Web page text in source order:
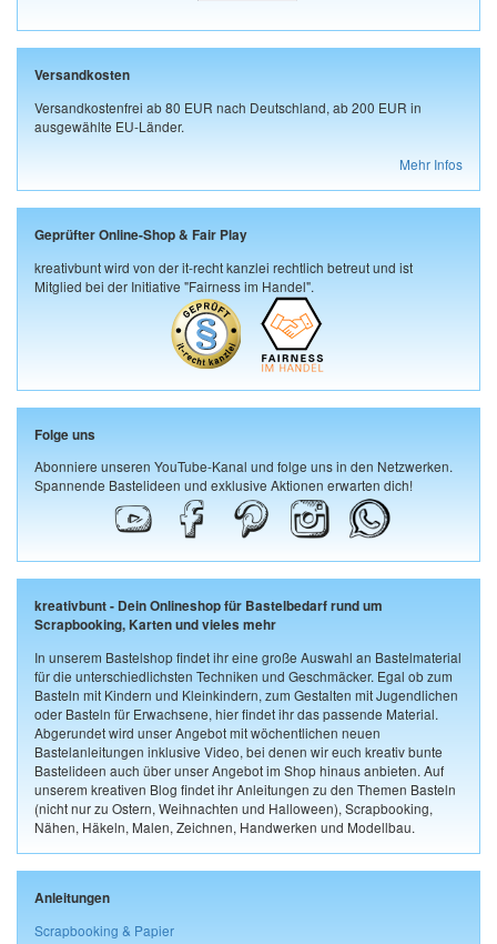
Versandkosten
Versandkostenfrei ab 80 EUR nach Deutschland, ab 200 EUR in
ausgewählte EU-Länder.
Mehr Infos
Geprüfter Online-Shop & Fair Play
kreativbunt wird von der it-recht kanzlei rechtlich betreut und ist
Mitglied bei der Initiative "Fairness im Handel".
Folge uns
Abonniere unseren YouTube-Kanal und folge uns in den Netzwerken.
Spannende Bastelideen und exklusive Aktionen erwarten dich!
kreativbunt - Dein Onlineshop für Bastelbedarf rund um
Scrapbooking, Karten und vieles mehr
In unserem Bastelshop findet ihr eine große Auswahl an Bastelmaterial
für die unterschiedlichsten Techniken und Geschmäcker. Egal ob zum
Basteln mit Kindern und Kleinkindern, zum Gestalten mit Jugendlichen
oder Basteln für Erwachsene, hier findet ihr das passende Material.
Abgerundet wird unser Angebot mit wöchentlichen neuen
Bastelanleitungen inklusive Video, bei denen wir euch kreativ bunte
Bastelideen auch über unser Angebot im Shop hinaus anbieten. Auf
unserem kreativen Blog findet ihr Anleitungen zu den Themen Basteln
(nicht nur zu Ostern, Weihnachten und Halloween), Scrapbooking,
Nähen, Häkeln, Malen, Zeichnen, Handwerken und Modellbau.
Anleitungen
Scrapbooking & Papier